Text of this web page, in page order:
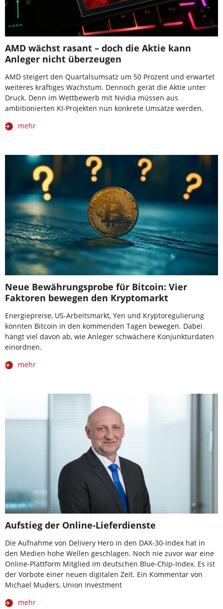
AMD wächst rasant – doch die Aktie kann
Anleger nicht überzeugen
AMD steigert den Quartalsumsatz um 50 Prozent und erwartet
weiteres kräftiges Wachstum. Dennoch gerät die Aktie unter
Druck. Denn im Wettbewerb mit Nvidia müssen aus
ambitionierten KI-Projekten nun konkrete Umsätze werden.
mehr
Neue Bewährungsprobe für Bitcoin: Vier
Faktoren bewegen den Kryptomarkt
Energiepreise, US-Arbeitsmarkt, Yen und Kryptoregulierung
könnten Bitcoin in den kommenden Tagen bewegen. Dabei
hängt viel davon ab, wie Anleger schwächere Konjunkturdaten
einordnen.
mehr
Aufstieg der Online-Lieferdienste
Die Aufnahme von Delivery Hero in den DAX-30-Index hat in
den Medien hohe Wellen geschlagen. Noch nie zuvor war eine
Online-Plattform Mitglied im deutschen Blue-Chip-Index. Es ist
der Vorbote einer neuen digitalen Zeit. Ein Kommentar von
Michael Muders, Union Investment
mehr